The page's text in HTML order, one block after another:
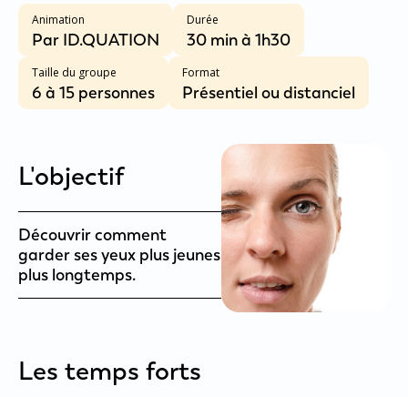
Animation
Par ID.QUATION
Durée
30 min à 1h30
Taille du groupe
6 à 15 personnes
Format
Présentiel ou distanciel
L'objectif
Découvrir comment
garder ses yeux plus jeunes
plus longtemps.
Les temps forts